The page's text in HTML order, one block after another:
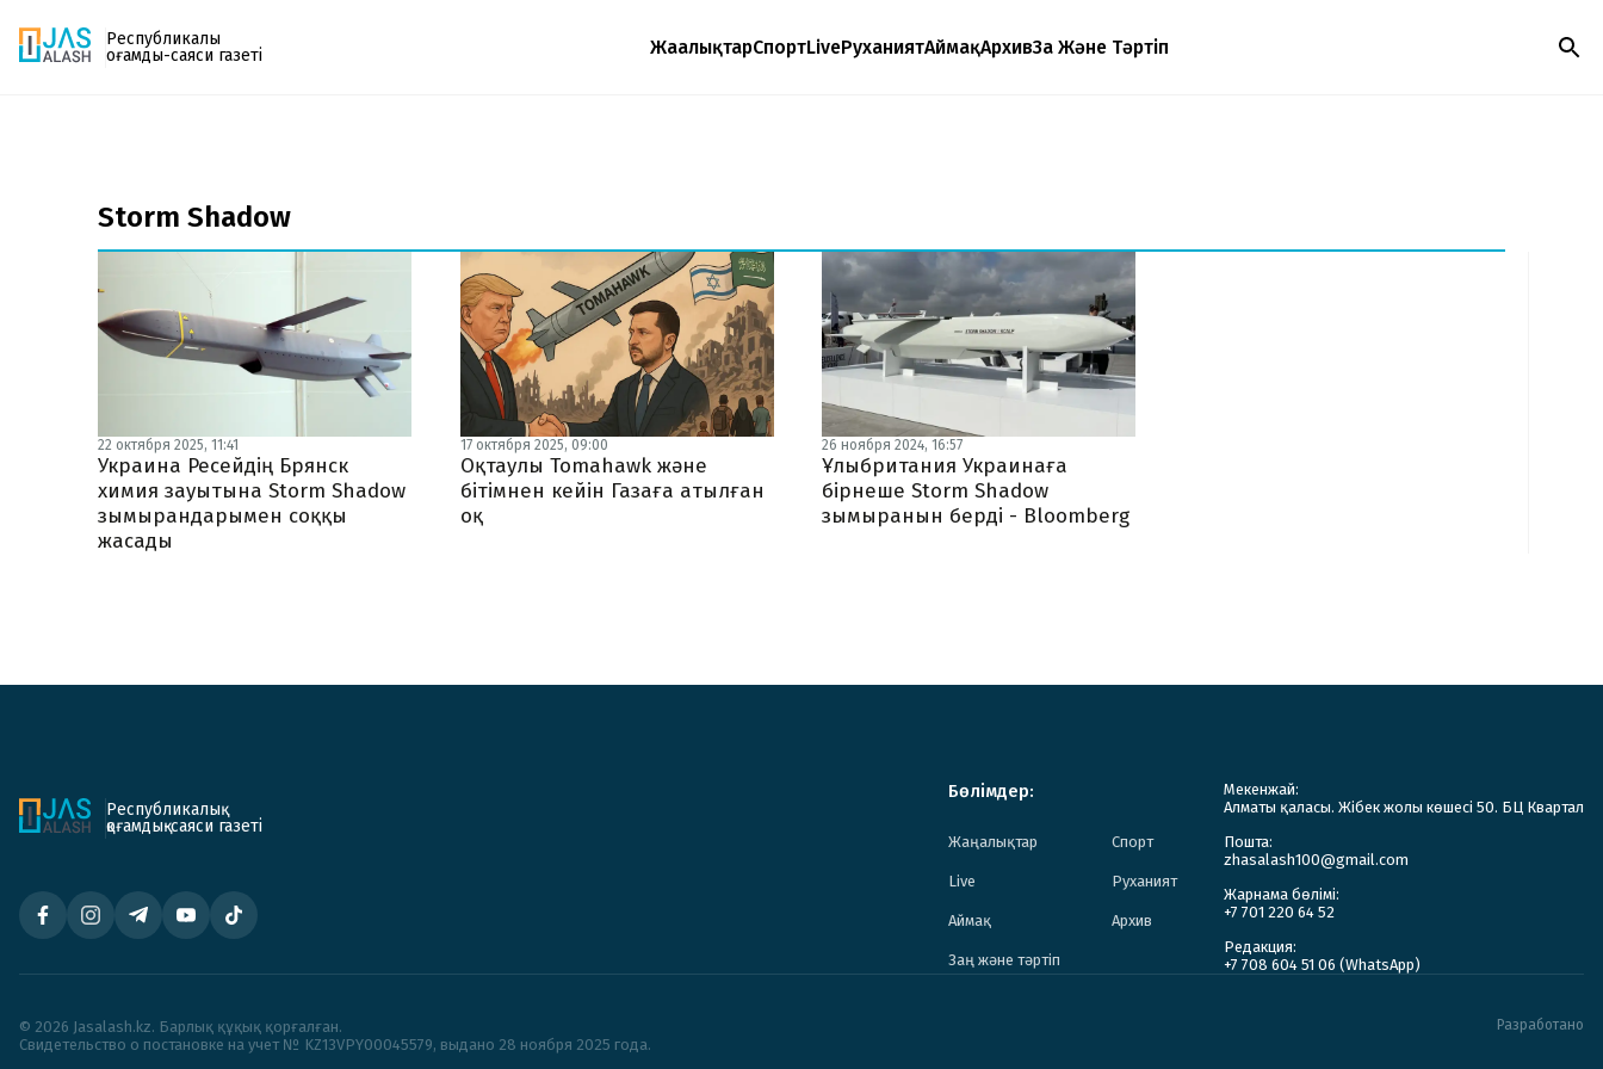
Республикалық
қоғамдық-саяси газеті
ЖаңалықтарСпортLiveРуханиятАймақАрхивЗаң Және Тәртіп
поштаңызға алып отырыңыз. Жаңа нөмір
шыққан сәтте сізге бірден жіберіледі. Тек email
Storm Shadow
22 октября 2025, 11:41
Украина Ресейдің Брянск
химия зауытына Storm Shadow
зымырандарымен соққы
жасады
17 октября 2025, 09:00
Оқтаулы Tomahawk және
бітімнен кейін Газаға атылған
оқ
26 ноября 2024, 16:57
Ұлыбритания Украинаға
бірнеше Storm Shadow
зымыранын берді - Bloomberg
Республикалық
қоғамдық-саяси газеті
Бөлімдер:
Жаңалықтар Спорт
Live Руханият
Аймақ Архив
Заң және тәртіп
Мекенжай:
Алматы қаласы. Жібек жолы көшесі 50. БЦ Квартал
Пошта:
zhasalash100@gmail.com
Жарнама бөлімі:
+7 701 220 64 52
Редакция:
+7 708 604 51 06 (WhatsApp)
© 2026 Jasalash.kz. Барлық құқық қорғалған.
Cвидетельство о постановке на учет № KZ13VPY00045579, выдано 28 ноября 2025 года.
Разработано